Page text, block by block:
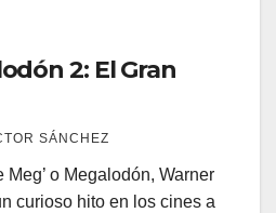
2: El Gran
SÁNCHEZ
Meg’ o Megalodón, Warner
curioso hito en los cines a